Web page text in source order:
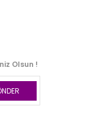
Olsun !